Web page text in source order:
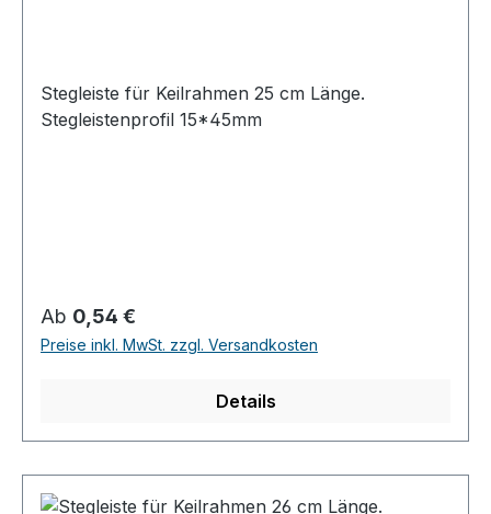
Stegleiste für Keilrahmen 25 cm Länge.
Stegleistenprofil 15*45mm
Regulärer Preis:
Ab 0,54 €
Preise inkl. MwSt. zzgl. Versandkosten
Details